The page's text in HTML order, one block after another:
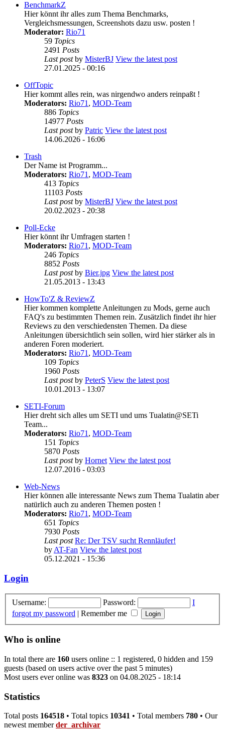
BenchmarkZ
Hier könnt ihr alles zum Thema Benchmarks,
Vergleichsmessungen, Screenshots dazu usw. posten !
Moderator: Rio71
59 Topics
2491 Posts
Last postby MisterBJ View the latest post
27.01.2025 - 00:16
OffTopic
Hier kommt alles rein, was nirgendwo anders reinpaßt !
Moderators: Rio71, MOD-Team
886 Topics
14977 Posts
Last postby Patric View the latest post
14.06.2026 - 16:06
Trash
Der Name ist Programm...
Moderators: Rio71, MOD-Team
413 Topics
11103 Posts
Last postby MisterBJ View the latest post
20.02.2023 - 20:38
Poll-Ecke
Hier könnt ihr Umfragen starten !
Moderators: Rio71, MOD-Team
246 Topics
8852 Posts
Last postby Bier.jpg View the latest post
21.05.2013 - 13:43
HowTo'Z & ReviewZ
Hier kommen komplette Anleitungen zu Mods, gerne auch
FAQ's zu bestimmten Themen rein. Zusätzlich findet ihr hier
Reviews zu den verschiedensten Themen. Da diese
Anleitungen übersichtlich sein sollen, wird hier stärker als in
anderen Foren moderiert.
Moderators: Rio71, MOD-Team
109 Topics
1960 Posts
Last postby PeterS View the latest post
10.01.2013 - 13:07
SETI-Forum
Hier dreht sich alles um SETI und ums Tualatin@SETi
Team...
Moderators: Rio71, MOD-Team
151 Topics
5870 Posts
Last postby Hornet View the latest post
12.07.2016 - 03:03
Web-News
Hier können alle interessante News zum Thema Tualatin aber
natürlich auch zu anderen Themen posten !
Moderators: Rio71, MOD-Team
651 Topics
7930 Posts
Last post Re: Der TSV sucht Rennläufer!
byAT-Fan View the latest post
05.12.2021 - 15:36
Login
Username: Password:
I
forgot my password | Remember me
Who is online
In total there are 160 users online :: 1 registered, 0 hidden and 159
guests (based on users active over the past 5 minutes)
Most users ever online was 8323 on 04.08.2025 - 18:14
Statistics
Total posts 164518 • Total topics 10341 • Total members 780 • Our
newest memberder_archivar